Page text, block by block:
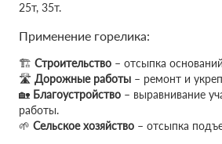
25т, 35т.
Применение горелика:
🏗 Строительство – отсыпка
🛣 Дорожные работы – ремонт и
🏡 Благоустройство – выравнивание
работы.
🌱 Сельское хозяйство – отсыпка